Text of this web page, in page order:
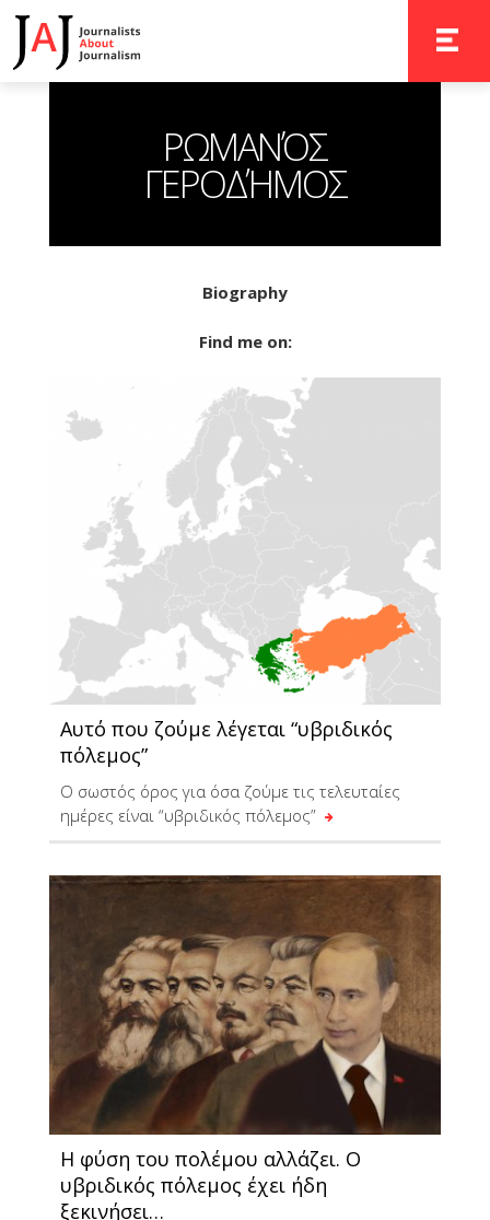
ΡΩΜΑΝΌΣ
ΓΕΡΟΔΉΜΟΣ
Biography
Find me on:
Αυτό που ζούμε λέγεται “υβριδικός
πόλεμος”
Ο σωστός όρος για όσα ζούμε τις τελευταίες
ημέρες είναι “υβριδικός πόλεμος”
Η φύση του πολέμου αλλάζει. Ο
υβριδικός πόλεμος έχει ήδη
ξεκινήσει…